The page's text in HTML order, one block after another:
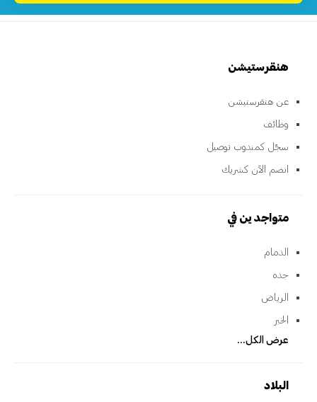
هنقرستيشن
عن هنقرستيشن
وظائف
سجّل كمندوب توصيل
انضم الآن كشريك
متواجدين في
الدمام
جده
الرياض
الخبر
عرض الكل...
البلاد